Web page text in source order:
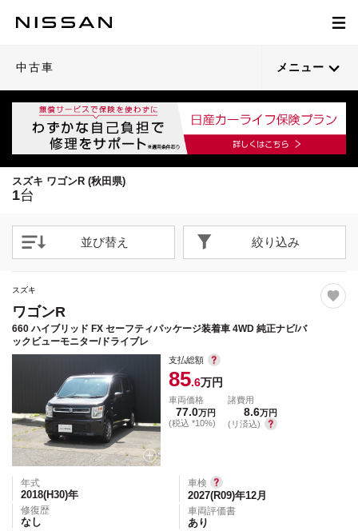
中古車 メニュー
スズキ ワゴンR (秋田県)
1台
並び替え 絞り込み
26
閉じる
スズキ
ワゴンR
660 ハイブリッド FX セーフティパッケージ装着車 4WD 純正ナビ/バ
ックビューモニター/ドライブレ
支払総額
85.6万円
車両価格
77.0万円
(税込 *10%)
諸費用
8.6万円
(リ済込)
年式
2018(H30)年
修復歴
なし
車検
2027(R09)年12月
車両評価書
あり